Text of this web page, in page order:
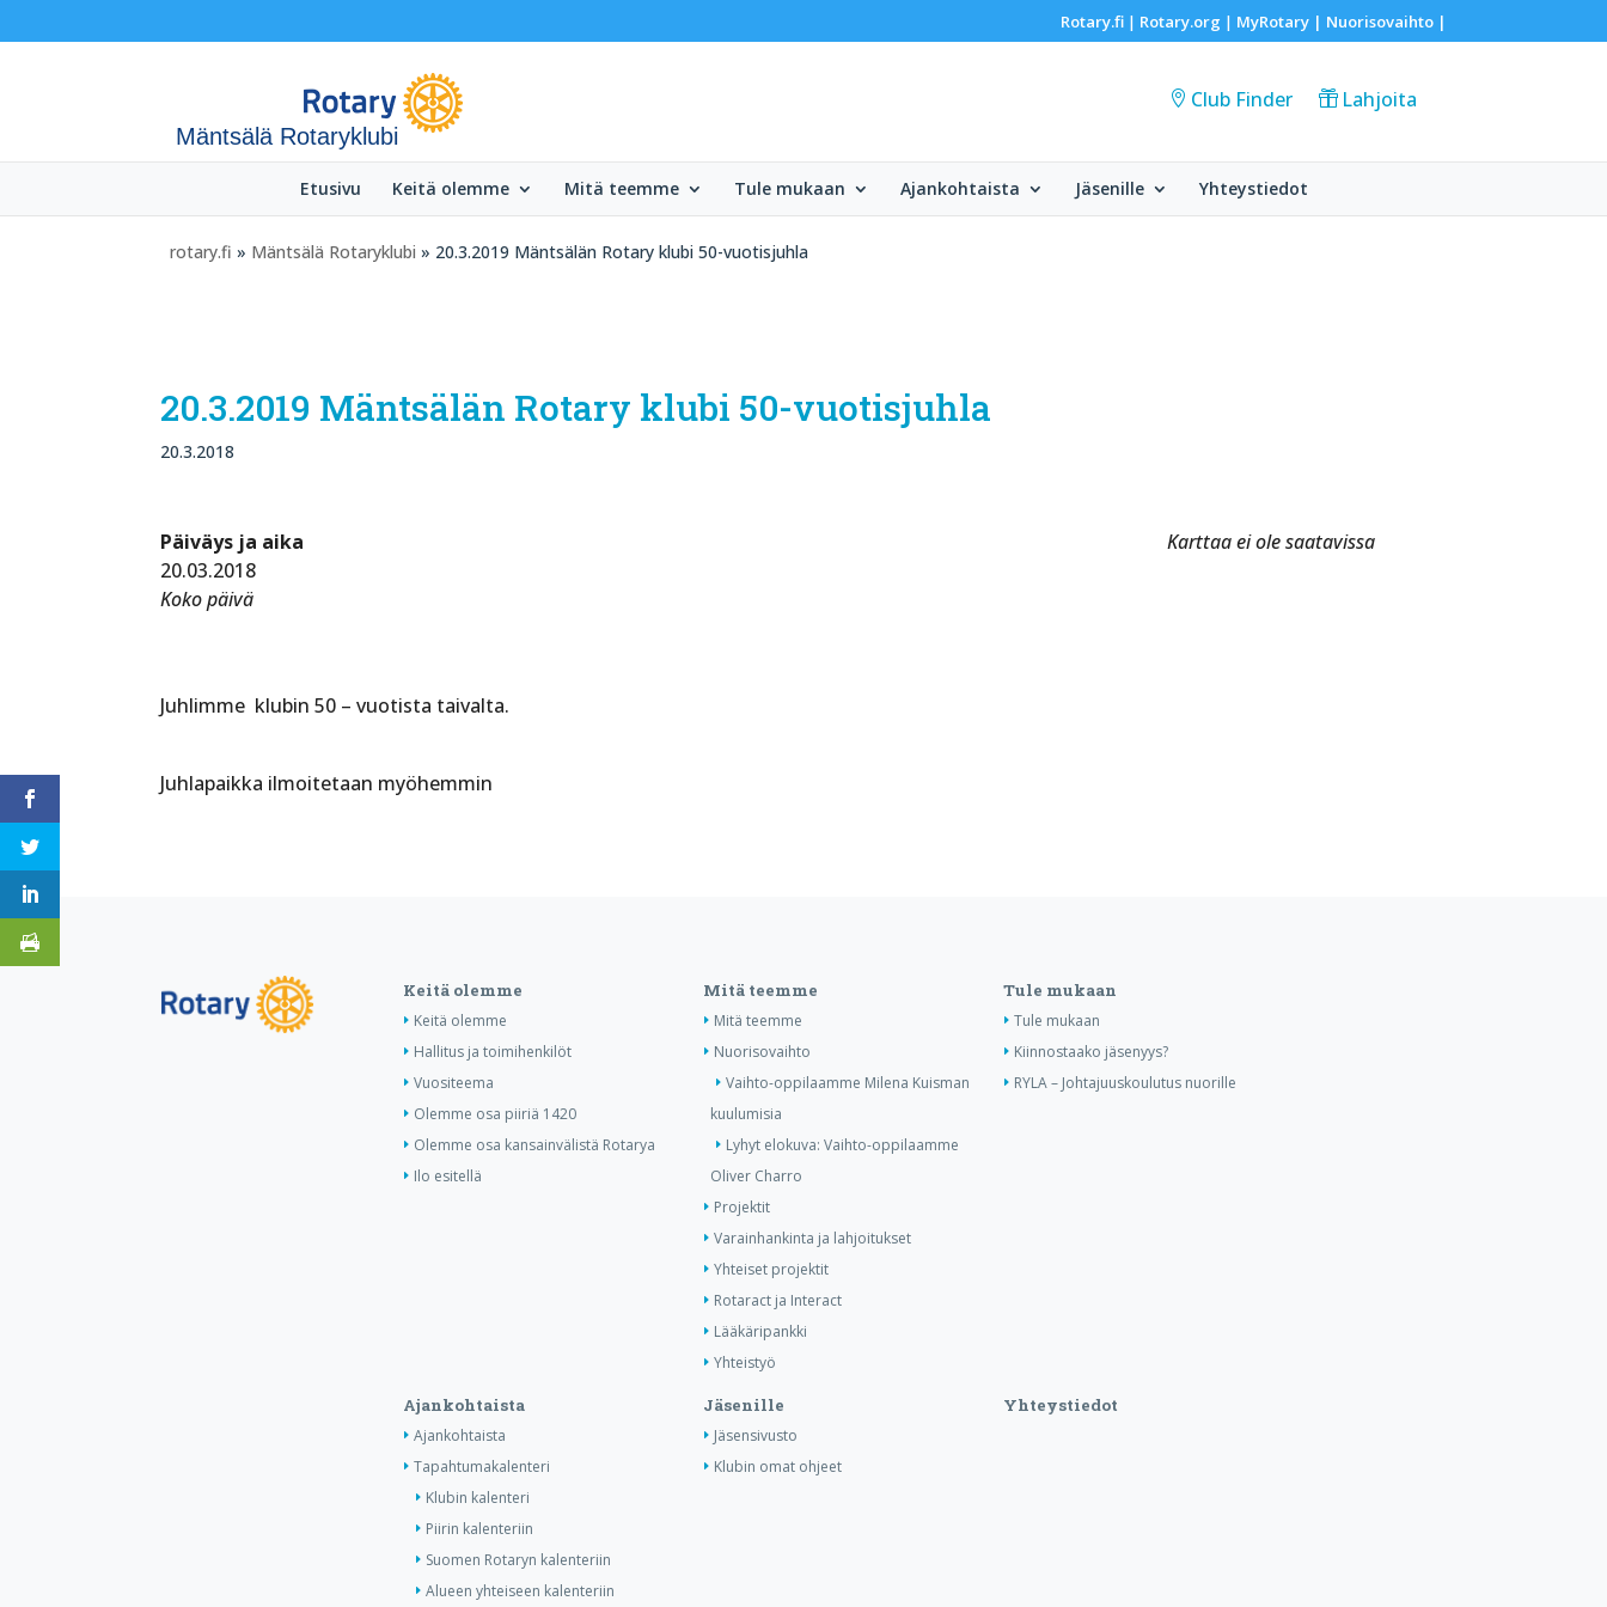
Rotary.fi| Rotary.org | MyRotary | Nuorisovaihto|
Mäntsälä Rotaryklubi
Club Finder Lahjoita
Etusivu Keitä olemme Mitä teemme Tule mukaan Ajankohtaista Jäsenille Yhteystiedot
rotary.fi » Mäntsälä Rotaryklubi » 20.3.2019 Mäntsälän Rotary klubi 50-vuotisjuhla
20.3.2019 Mäntsälän Rotary klubi 50-vuotisjuhla
20.3.2018
Karttaa ei ole saatavissa
Päiväys ja aika
20.03.2018
Koko päivä
Juhlimme klubin 50 – vuotista taivalta.
Juhlapaikka ilmoitetaan myöhemmin
Keitä olemme
Keitä olemme
Hallitus ja toimihenkilöt
Vuositeema
Olemme osa piiriä 1420
Olemme osa kansainvälistä Rotarya
Ilo esitellä
Mitä teemme
Mitä teemme
Nuorisovaihto
Vaihto-oppilaamme Milena Kuisman
kuulumisia
Lyhyt elokuva: Vaihto-oppilaamme
Oliver Charro
Projektit
Varainhankinta ja lahjoitukset
Yhteiset projektit
Rotaract ja Interact
Lääkäripankki
Yhteistyö
Tule mukaan
Tule mukaan
Kiinnostaako jäsenyys?
RYLA – Johtajuuskoulutus nuorille
Ajankohtaista
Ajankohtaista
Tapahtumakalenteri
Klubin kalenteri
Piirin kalenteriin
Suomen Rotaryn kalenteriin
Alueen yhteiseen kalenteriin
Jäsenille
Jäsensivusto
Klubin omat ohjeet
Yhteystiedot